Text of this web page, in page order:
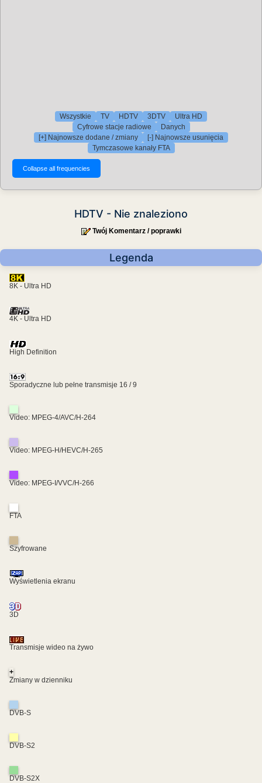
Wszystkie TV HDTV 3DTV
Ultra HD
Cyfrowe stacje radiowe
Danych
[+] Najnowsze dodane / zmiany
[-] Najnowsze usunięcia
Tymczasowe kanały FTA
HDTV - Nie znaleziono
Twój Komentarz / poprawki
Legenda
8K - Ultra HD
4K - Ultra HD
High Definition
Sporadyczne lub pełne transmisje 16 / 9
Video: MPEG-4/AVC/H-264
Video: MPEG-H/HEVC/H-265
Video: MPEG-I/VVC/H-266
FTA
Szyfrowane
Wyświetlenia ekranu
3D
Transmisje wideo na żywo
+
Zmiany w dzienniku
DVB-S
DVB-S2
DVB-S2X